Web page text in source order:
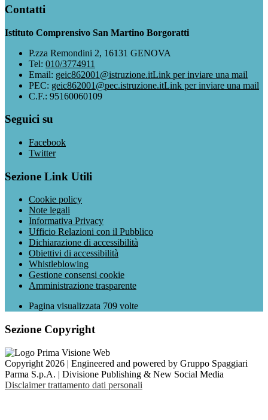
Contatti
Istituto Comprensivo San Martino Borgoratti
P.zza Remondini 2, 16131 GENOVA
Tel: 010/3774911
Email: geic862001@istruzione.itLink per inviare una mail
PEC: geic862001@pec.istruzione.itLink per inviare una mail
C.F.: 95160060109
Seguici su
Facebook
Twitter
Sezione Link Utili
Cookie policy
Note legali
Informativa Privacy
Ufficio Relazioni con il Pubblico
Dichiarazione di accessibilità
Obiettivi di accessibilità
Whistleblowing
Gestione consensi cookie
Amministrazione trasparente
Pagina visualizzata 709 volte
Sezione Copyright
Copyright 2026 | Engineered and powered by Gruppo Spaggiari
Parma S.p.A. | Divisione Publishing & New Social Media
Disclaimer trattamento dati personali